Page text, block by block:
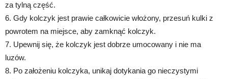
za tylną część.
6. Gdy kolczyk jest prawie całkowicie włożony, przesuń kulki z
powrotem na miejsce, aby zamknąć kolczyk.
7. Upewnij się, że kolczyk jest dobrze umocowany i nie ma
luzów.
8. Po założeniu kolczyka, unikaj dotykania go nieczystymi